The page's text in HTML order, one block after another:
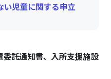
い児童に関する申立
託通知書、入所支援施設